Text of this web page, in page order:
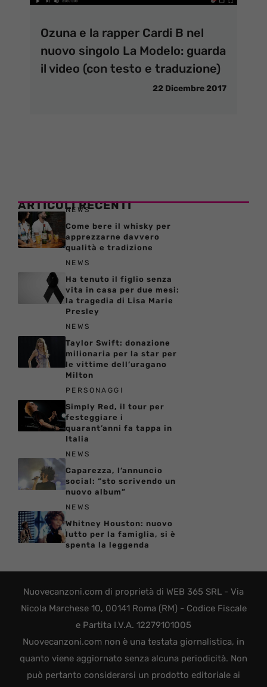
Ozuna e la rapper Cardi B nel
nuovo singolo La Modelo: guarda
il video (con testo e traduzione)
22 Dicembre 2017
ARTICOLI RECENTI
NEWS
Come bere il whisky per
apprezzarne davvero
qualità e tradizione
NEWS
Ha tenuto il figlio senza
vita in casa per due mesi:
la tragedia di Lisa Marie
Presley
NEWS
Taylor Swift: donazione
milionaria per la star per
le vittime dell’uragano
Milton
PERSONAGGI
Simply Red, il tour per
festeggiare i
quarant’anni fa tappa in
Italia
NEWS
Caparezza, l’annuncio
social: “sto scrivendo un
nuovo album”
NEWS
Whitney Houston: nuovo
lutto per la famiglia, si è
spenta la leggenda
Nuovecanzoni.com di proprietà di WEB 365 SRL - Via
Nicola Marchese 10, 00141 Roma (RM) - Codice Fiscale
e Partita I.V.A. 12279101005
Nuovecanzoni.com non è una testata giornalistica, in
quanto viene aggiornato senza alcuna periodicità. Non
può pertanto considerarsi un prodotto editoriale ai